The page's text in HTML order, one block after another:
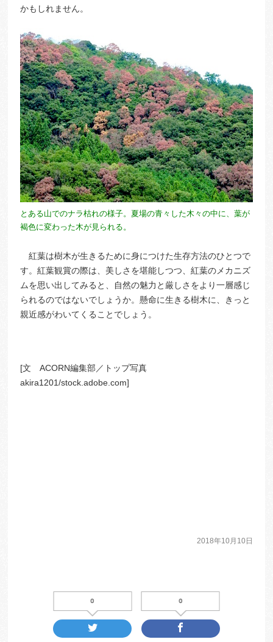
かもしれません。
とある山でのナラ枯れの様子。夏場の青々した木々の中に、葉が
褐色に変わった木が見られる。
紅葉は樹木が生きるために身につけた生存方法のひとつで
す。紅葉観賞の際は、美しさを堪能しつつ、紅葉のメカニズ
ムを思い出してみると、自然の魅力と厳しさをより一層感じ
られるのではないでしょうか。懸命に生きる樹木に、きっと
親近感がわいてくることでしょう。
[文 ACORN編集部／トップ写真
akira1201/stock.adobe.com]
2018年10月10日
0 0